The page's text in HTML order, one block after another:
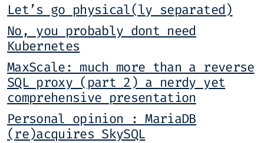
Let’s go physical(ly separated)
No, you probably dont need
Kubernetes
MaxScale: much more than a reverse
SQL proxy (part 2) a nerdy yet
comprehensive presentation
Personal opinion : MariaDB
(re)acquires SkySQL